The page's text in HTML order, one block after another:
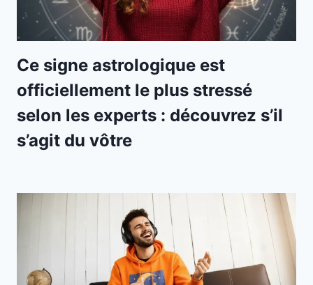
Ce signe astrologique est
officiellement le plus stressé
selon les experts : découvrez s’il
s’agit du vôtre